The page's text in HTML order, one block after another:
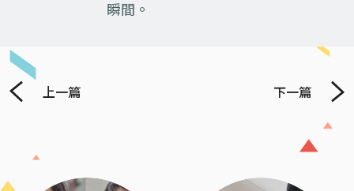
瞬間。
上一篇 下一篇
Previous